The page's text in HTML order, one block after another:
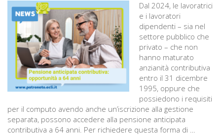
Dal 2024, le lavoratrici
e i lavoratori
dipendenti – sia nel
settore pubblico che
privato – che non
hanno maturato
anzianità contributiva
entro il 31 dicembre
1995, oppure che
possiedono i requisiti
per il computo avendo anche un’iscrizione alla gestione
separata, possono accedere alla pensione anticipata
contributiva a 64 anni. Per richiedere questa forma di …